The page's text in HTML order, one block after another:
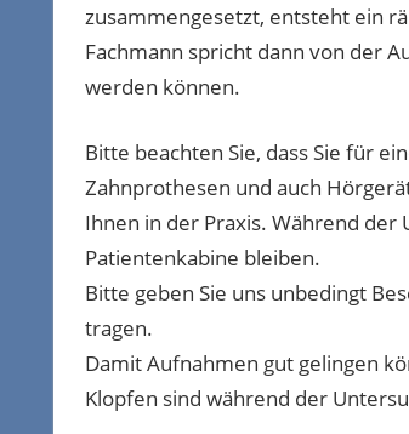
zusammengesetzt, entsteht ein
Fachmann spricht dann von der
werden können.
Bitte beachten Sie, dass Sie für
Zahnprothesen und auch
Ihnen in der Praxis. Während
Patientenkabine bleiben.
Bitte geben Sie uns unbedingt
tragen.
Damit Aufnahmen gut gelingen
Klopfen sind während der